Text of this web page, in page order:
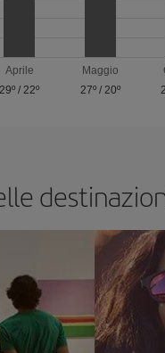
Aprile
29º / 22º
Maggio
27º/ 20º